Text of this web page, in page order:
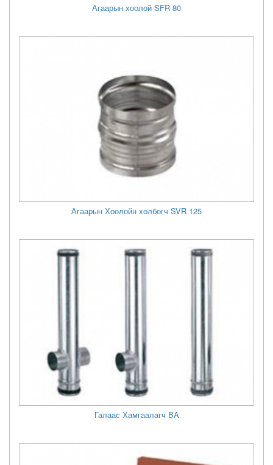
Агаарын хоолой SFR 80
Агаарын Хоолойн холбогч SVR 125
Галаас Хамгаалагч BA